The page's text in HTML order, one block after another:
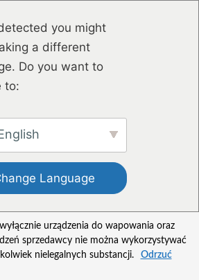
you might
a different
Do you want to
to:
Language
urządzenia do wapowania oraz
sprzedawcy nie można wykorzystywać
nielegalnych substancji.
Odrzuć